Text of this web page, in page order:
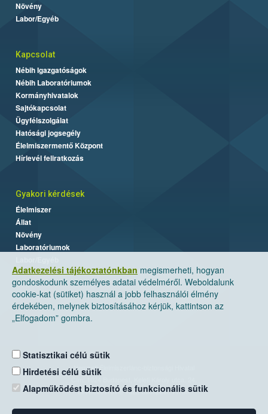
Adatkezelési tájékoztatónkban megismerheti, hogyan
gondoskodunk személyes adatai védelméről. Weboldalunk
cookie-kat (sütiket) használ a jobb felhasználói élmény
érdekében, melynek biztosításához kérjük, kattintson az
„Elfogadom” gombra.
Statisztikai célú sütik
Hirdetési célú sütik
Alapműködést biztosító és funkcionális sütik
Növény
Labor/Egyéb
Kapcsolat
Nébih Igazgatóságok
Nébih Laboratóriumok
Kormányhivatalok
Sajtókapcsolat
Ügyfélszolgálat
Hatósági jogsegély
Élelmiszermentő Központ
Hírlevél feliratkozás
Gyakori kérdések
Élelmiszer
Állat
Növény
Laboratóriumok
Nemzeti Élelmiszerlánc-biztonsági Hivatal
Levelezési cím: 1525 Budapest. Pf. 30.